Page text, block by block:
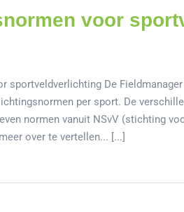
voor
sportveldverlichting De
per sport. De
normen vanuit NSvV (stichting
over te vertellen... [...]